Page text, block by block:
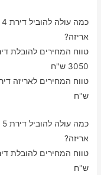
אריזה?
3050 ש"ח
ש"ח
אריזה?
ש"ח